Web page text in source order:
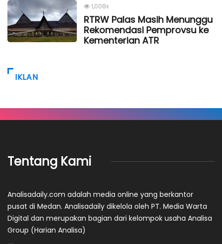
1,008x
RTRW Palas Masih Menunggu
Rekomendasi Pemprovsu ke
Kementerian ATR
IKLAN
Tentang Kami
Analisadaily.com adalah media online yang berkantor
pusat di Medan. Analisadaily dikelola oleh PT. Media Warta
Digital dan merupakan bagian dari kelompok usaha Analisa
Group (Harian Analisa)